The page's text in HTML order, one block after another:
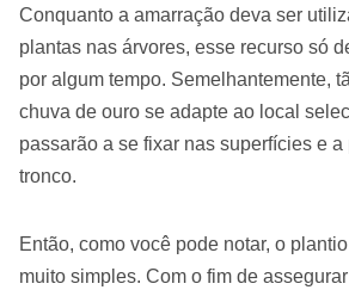
Conquanto a amarração deva ser
plantas nas árvores, esse recurso só
por algum tempo. Semelhantemente,
chuva de ouro se adapte ao local
passarão a se fixar nas superfícies e a
tronco.
Então, como você pode notar, o
muito simples. Com o fim de